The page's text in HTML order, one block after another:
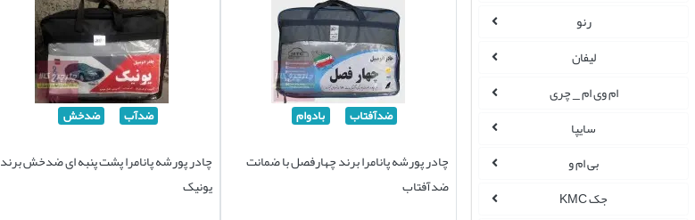
رنو
لیفان
ام وی ام _ چری
سایپا
بی ام و
جک KMC
ضدآفتاب بادوام
چادر پورشه پانامرا برند چهارفصل با ضمانت
ضدآفتاب
ضدآب ضدخش
چادر پورشه پانامرا پشت پنبه ای ضدخش برند
یونیک